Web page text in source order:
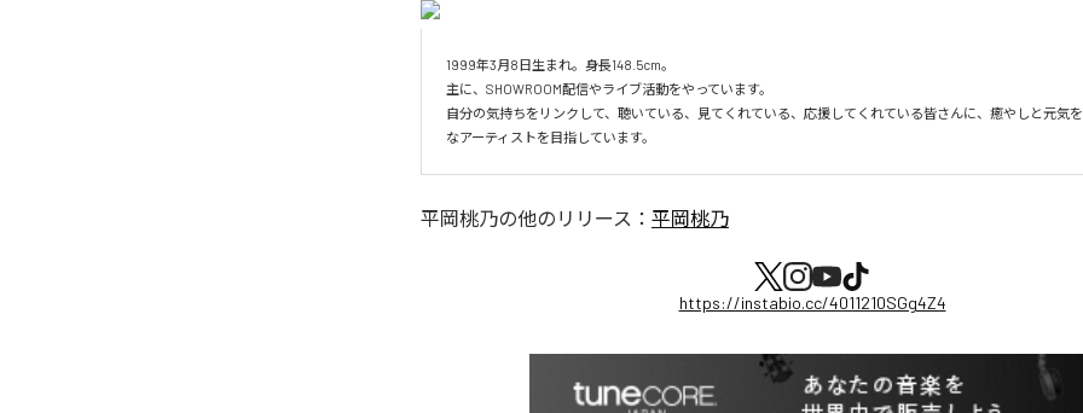
1999年3月8日生まれ。身長148.5cm。
主に、SHOWROOM配信やライブ活動をやっています。
自分の気持ちをリンクして、聴いている、見てくれている、応援してくれている皆さんに、癒やしと元気
なアーティストを目指しています。
平岡桃乃の他のリリース： 平岡桃乃
https://instabio.cc/4011210SGg4Z4